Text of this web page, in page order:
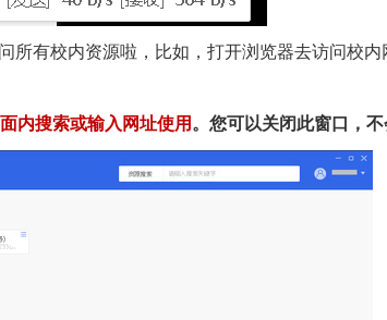
有校内资源啦，比如，打开浏览器去访问校内
内搜索或输入网址使用 。您可以关闭此窗口，不